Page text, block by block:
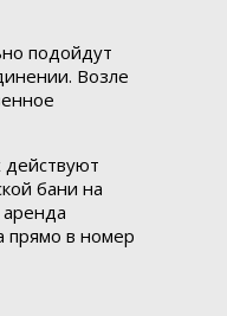
подойдут
Возле
бани на
прямо в номер